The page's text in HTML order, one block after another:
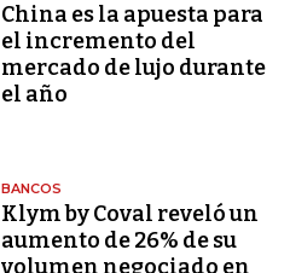
China es la apuesta para
el incremento del
mercado de lujo durante
el año
BANCOS
Klym by Coval reveló un
aumento de 26% de su
volumen negociado en